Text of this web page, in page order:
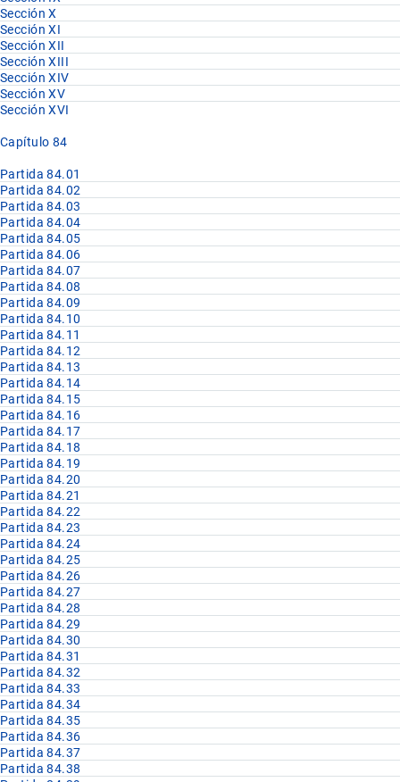
Sección X
Sección XI
Sección XII
Sección XIII
Sección XIV
Sección XV
Sección XVI
Capítulo 84
Partida 84.01
Partida 84.02
Partida 84.03
Partida 84.04
Partida 84.05
Partida 84.06
Partida 84.07
Partida 84.08
Partida 84.09
Partida 84.10
Partida 84.11
Partida 84.12
Partida 84.13
Partida 84.14
Partida 84.15
Partida 84.16
Partida 84.17
Partida 84.18
Partida 84.19
Partida 84.20
Partida 84.21
Partida 84.22
Partida 84.23
Partida 84.24
Partida 84.25
Partida 84.26
Partida 84.27
Partida 84.28
Partida 84.29
Partida 84.30
Partida 84.31
Partida 84.32
Partida 84.33
Partida 84.34
Partida 84.35
Partida 84.36
Partida 84.37
Partida 84.38